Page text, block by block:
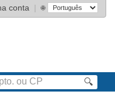
conta | 🌐
🔍